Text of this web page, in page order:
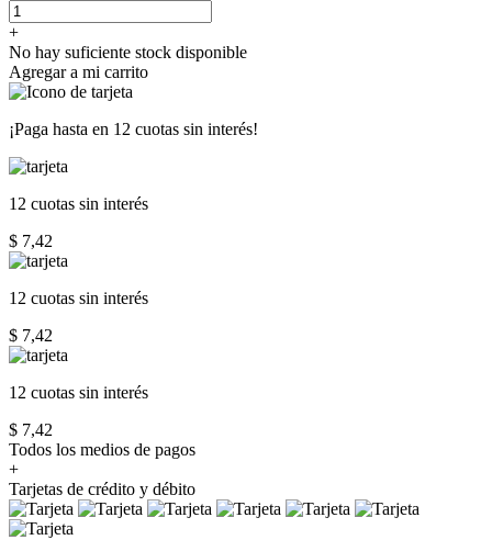
+
No hay suficiente stock disponible
Agregar a mi carrito
¡Paga hasta en 12 cuotas sin interés!
12 cuotas sin interés
$ 7,42
12 cuotas sin interés
$ 7,42
12 cuotas sin interés
$ 7,42
Todos los medios de pagos
+
Tarjetas de crédito y débito